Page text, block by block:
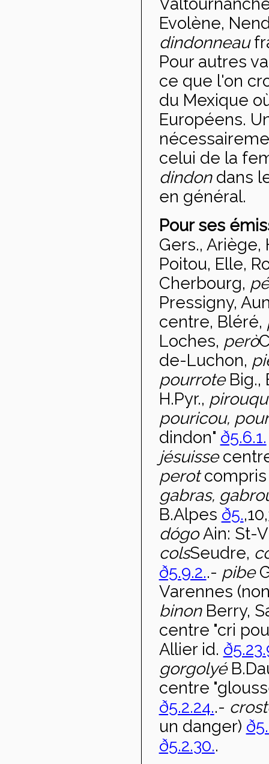
Evolène,
dindonneau
Pour autres
ce que l'on
du Mexique
Européens.
celui de la
dindondans
en général.
Pour ses
Gers., Ariège,
Poitou, Elle,
Cherbourg,
Pressigny,
centre, Bléré,
Loches, però
de-Luchon,
pourrote Big.,
H.Pyr.,
pouricou,
dindon" ð5.6.1.
jésuisse
perotcompris
gabras,
B.Alpes ð5.
dógoAin: St-
colsSeudre,
ð5.9.2..- pibe
Varennes
binon Berry,
centre "cri
Allier id.
gorgolyé
centre
ð5.2.24..-
un danger)
ð5.2.30..